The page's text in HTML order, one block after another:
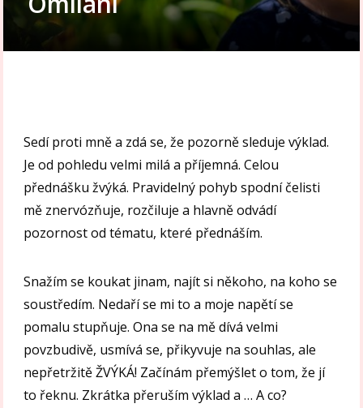
Sedí proti mně a zdá se, že pozorně sleduje výklad.
Je od pohledu velmi milá a příjemná. Celou
přednášku žvýká. Pravidelný pohyb spodní čelisti
mě znervózňuje, rozčiluje a hlavně odvádí
pozornost od tématu, které přednáším.
Snažím se koukat jinam, najít si někoho, na koho se
soustředím. Nedaří se mi to a moje napětí se
pomalu stupňuje. Ona se na mě dívá velmi
povzbudivě, usmívá se, přikyvuje na souhlas, ale
nepřetržitě ŽVÝKÁ! Začínám přemýšlet o tom, že jí
to řeknu. Zkrátka přeruším výklad a … A co?